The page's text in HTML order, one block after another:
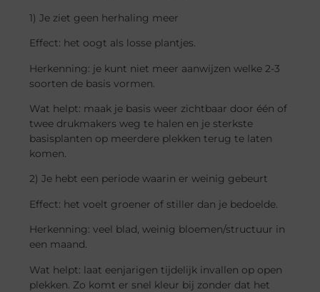
1) Je ziet geen herhaling meer
Effect: het oogt als losse plantjes.
Herkenning: je kunt niet meer aanwijzen welke 2-3
soorten de basis vormen.
Wat helpt: maak je basis weer zichtbaar door één of
twee drukmakers weg te halen en je sterkste
basisplanten op meerdere plekken terug te laten
komen.
2) Je hebt een periode waarin er weinig gebeurt
Effect: het voelt groener of stiller dan je bedoelde.
Herkenning: veel blad, weinig bloemen/structuur in
een maand.
Wat helpt: laat eenjarigen tijdelijk invallen op open
plekken. Zo komt er snel kleur bij zonder dat het